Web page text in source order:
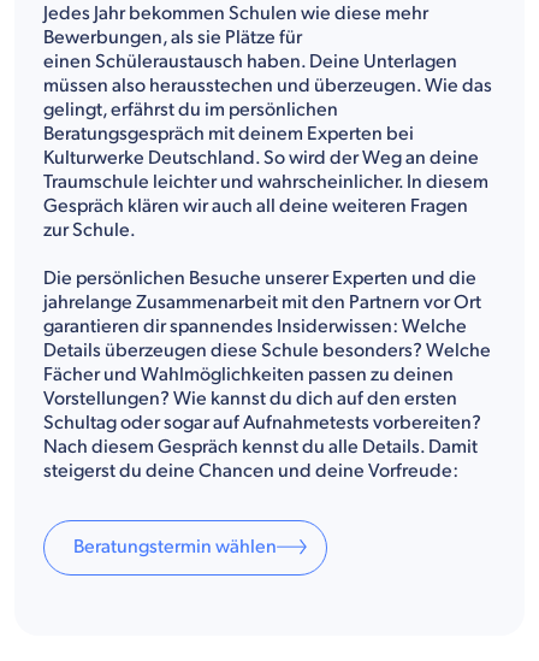
Jedes Jahr bekommen Schulen wie diese mehr
Bewerbungen, als sie Plätze für
einen Schüleraustausch haben. Deine Unterlagen
müssen also herausstechen und überzeugen. Wie das
gelingt, erfährst du im persönlichen
Beratungsgespräch mit deinem Experten bei
Kulturwerke Deutschland. So wird der Weg an deine
Traumschule leichter und wahrscheinlicher. In diesem
Gespräch klären wir auch all deine weiteren Fragen
zur Schule.
Die persönlichen Besuche unserer Experten und die
jahrelange Zusammenarbeit mit den Partnern vor Ort
garantieren dir spannendes Insiderwissen: Welche
Details überzeugen diese Schule besonders? Welche
Fächer und Wahlmöglichkeiten passen zu deinen
Vorstellungen? Wie kannst du dich auf den ersten
Schultag oder sogar auf Aufnahmetests vorbereiten?
Nach diesem Gespräch kennst du alle Details. Damit
steigerst du deine Chancen und deine Vorfreude:
Beratungstermin wählen